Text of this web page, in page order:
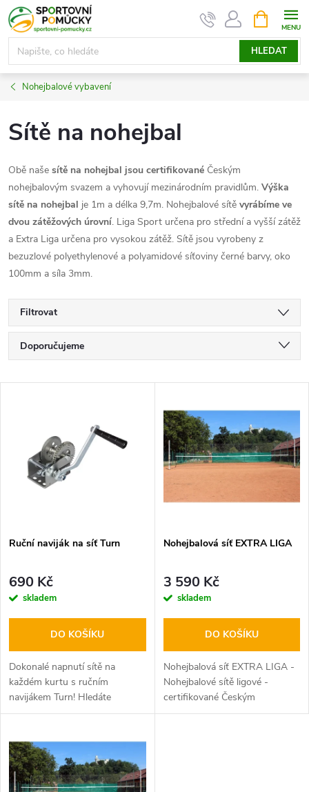
Přejít
na
obsah
HLEDAT
NÁKUPNÍ
KOŠÍK
Nohejbalové vybavení
Sítě na nohejbal
Obě naše sítě na nohejbal jsou certifikované Českým
nohejbalovým svazem a vyhovují mezinárodním pravidlům. Výška
sítě na nohejbal je 1m a délka 9,7m. Nohejbalové sítě vyrábíme ve
dvou zátěžových úrovní. Liga Sport určena pro střední a vyšší zátěž
a Extra Liga určena pro vysokou zátěž. Sítě jsou vyrobeny z
bezuzlové polyethylenové a polyamidové síťoviny černé barvy, oko
100mm a síla 3mm.
Filtrovat
Ř
a
p
r
o
d
u
t
Doporučujeme
Nejprodávanější
Abecedně
s
p
r
d
u
k
t
Ruční naviják na síť Turn
690 Kč
skladem
DO KOŠÍKU
Dokonalé napnutí sítě na
každém kurtu s ručním
navijákem Turn! Hledáte
spolehlivý a odolný nástroj pro
Ruční naviják Turn je ideálním
řešením pro...
Nohejbalová síť EXTRA LIGA
3 590 Kč
skladem
DO KOŠÍKU
Nohejbalová síť EXTRA LIGA -
Nohejbalové sítě ligové -
certifikované Českým
nohejbalovým svazem a Union